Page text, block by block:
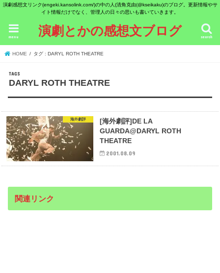
演劇感想文リンク(engeki.kansolink.com/)の中の人(清角克由(@kseikaku)のブログ。更新情報やサ
イト情報だけでなく、管理人の日々の思いも書いていきます。
演劇とかの感想文ブログ search
menu
HOME タグ : DARYL ROTH THEATRE
DARYL ROTH THEATRE
海外劇評
[海外劇評]DE LA
GUARDA@DARYL ROTH
THEATRE
2001.08.09
関連リンク